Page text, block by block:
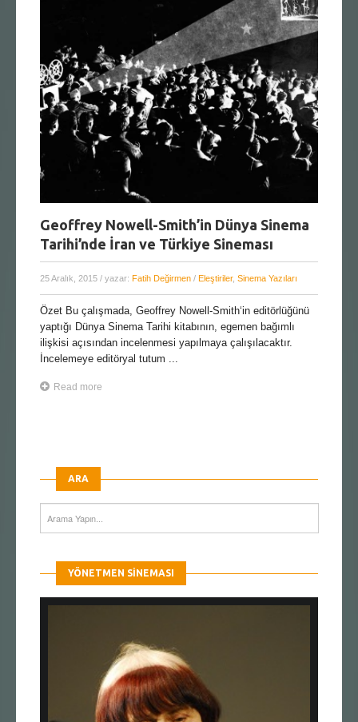
Geoffrey Nowell-Smith’in Dünya Sinema
Tarihi’nde İran ve Türkiye Sineması
25 Aralık, 2015 / yazar: Fatih Değirmen / Eleştiriler, Sinema Yazıları
Özet Bu çalışmada, Geoffrey Nowell-Smith‘in editörlüğünü
yaptığı Dünya Sinema Tarihi kitabının, egemen bağımlı
ilişkisi açısından incelenmesi yapılmaya çalışılacaktır.
İncelemeye editöryal tutum ...
Read more
ARA
YÖNETMEN SINEMASI